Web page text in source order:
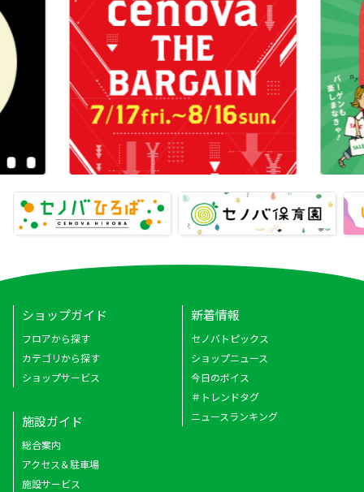
ショップガイド
フロアから探す
カテゴリから探す
ショップサービス
新着情報
セノバトピックス
ショップニュース
今日のボイス
＃トレンドタグ
ニュースランキング
施設ガイド
総合案内
アクセス＆駐車場
施設サービス